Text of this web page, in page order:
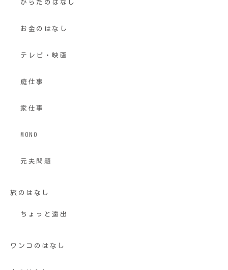
からだのはなし
お金のはなし
テレビ・映画
庭仕事
家仕事
MONO
元夫問題
旅のはなし
ちょっと遠出
ワンコのはなし